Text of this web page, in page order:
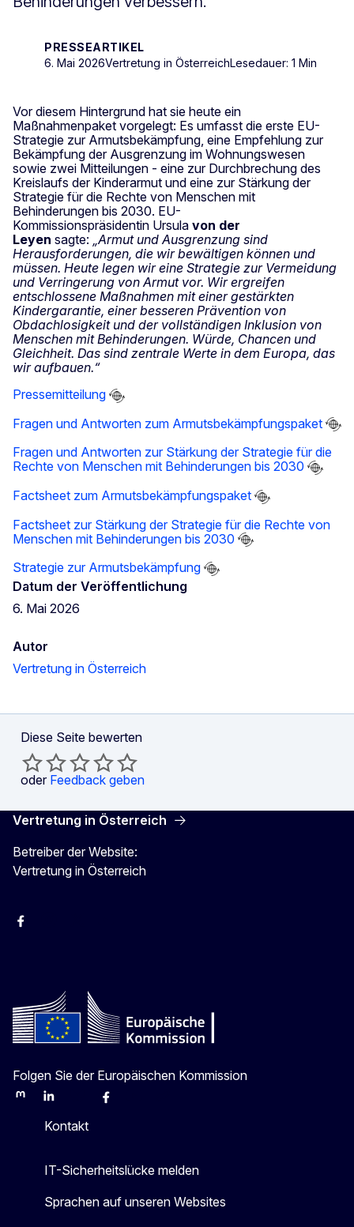
PRESSEARTIKEL
6. Mai 2026Vertretung in ÖsterreichLesedauer: 1 Min
Vor diesem Hintergrund hat sie heute ein
Maßnahmenpaket vorgelegt: Es umfasst die erste EU-
Strategie zur Armutsbekämpfung, eine Empfehlung zur
Bekämpfung der Ausgrenzung im Wohnungswesen
sowie zwei Mitteilungen - eine zur Durchbrechung des
Kreislaufs der Kinderarmut und eine zur Stärkung der
Strategie für die Rechte von Menschen mit
Behinderungen bis 2030. EU-
Kommissionspräsidentin Ursula von der
Leyen sagte: „Armut und Ausgrenzung sind
Herausforderungen, die wir bewältigen können und
müssen. Heute legen wir eine Strategie zur Vermeidung
und Verringerung von Armut vor. Wir ergreifen
entschlossene Maßnahmen mit einer gestärkten
Kindergarantie, einer besseren Prävention von
Obdachlosigkeit und der vollständigen Inklusion von
Menschen mit Behinderungen. Würde, Chancen und
Gleichheit. Das sind zentrale Werte in dem Europa, das
wir aufbauen.“
Pressemitteilung
Fragen und Antworten zum Armutsbekämpfungspaket
Fragen und Antworten zur Stärkung der Strategie für die
Rechte von Menschen mit Behinderungen bis 2030
Factsheet zum Armutsbekämpfungspaket
Factsheet zur Stärkung der Strategie für die Rechte von
Menschen mit Behinderungen bis 2030
Strategie zur Armutsbekämpfung
Datum der Veröffentlichung
6. Mai 2026
Autor
Vertretung in Österreich
Diese Seite bewerten
oder Feedback geben
Vertretung in Österreich
Betreiber der Website:
Vertretung in Österreich
Facebook
Folgen Sie der Europäischen Kommission
MastodonLinkedInBlueskyFacebook
Kontakt
IT-Sicherheitslücke melden
Sprachen auf unseren Websites